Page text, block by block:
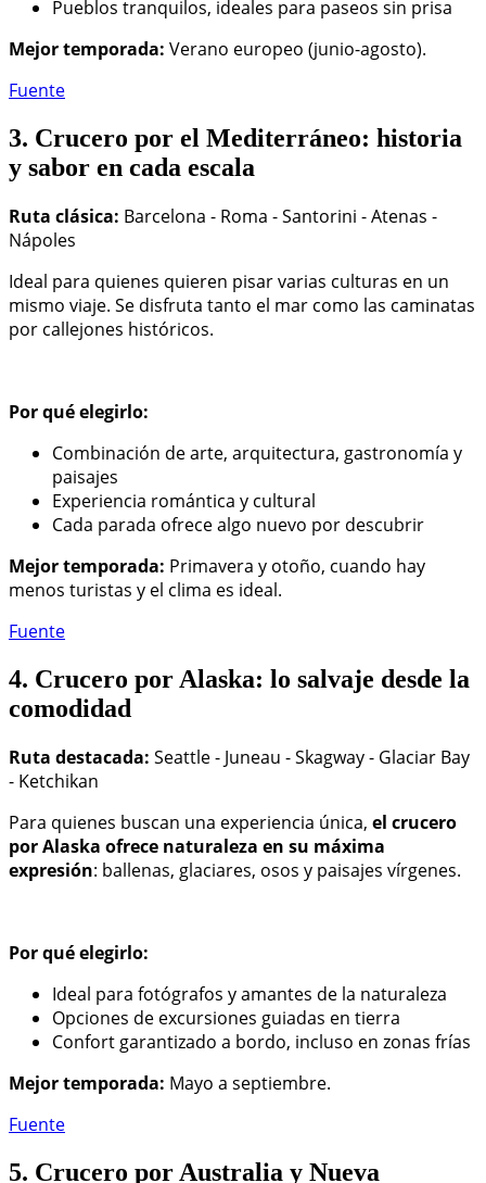
Pueblos tranquilos, ideales para paseos sin prisa
Mejor temporada: Verano europeo (junio-agosto).
Fuente
3. Crucero por el Mediterráneo: historia
y sabor en cada escala
Ruta clásica: Barcelona - Roma - Santorini - Atenas -
Nápoles
Ideal para quienes quieren pisar varias culturas en un
mismo viaje. Se disfruta tanto el mar como las caminatas
por callejones históricos.
Por qué elegirlo:
Combinación de arte, arquitectura, gastronomía y
paisajes
Experiencia romántica y cultural
Cada parada ofrece algo nuevo por descubrir
Mejor temporada: Primavera y otoño, cuando hay
menos turistas y el clima es ideal.
Fuente
4. Crucero por Alaska: lo salvaje desde la
comodidad
Ruta destacada: Seattle - Juneau - Skagway - Glaciar Bay
- Ketchikan
Para quienes buscan una experiencia única, el crucero
por Alaska ofrece naturaleza en su máxima
expresión: ballenas, glaciares, osos y paisajes vírgenes.
Por qué elegirlo:
Ideal para fotógrafos y amantes de la naturaleza
Opciones de excursiones guiadas en tierra
Confort garantizado a bordo, incluso en zonas frías
Mejor temporada: Mayo a septiembre.
Fuente
5. Crucero por Australia y Nueva